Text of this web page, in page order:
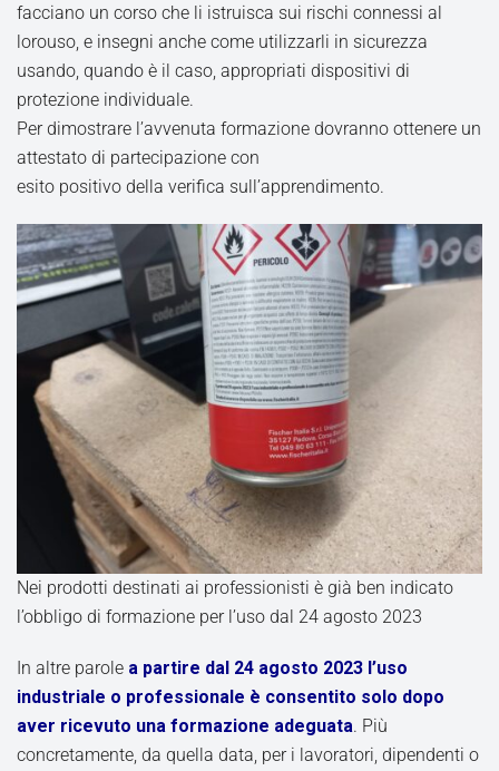
facciano un corso che li istruisca sui rischi connessi al
lorouso, e insegni anche come utilizzarli in sicurezza
usando, quando è il caso, appropriati dispositivi di
protezione individuale.
Per dimostrare l’avvenuta formazione dovranno ottenere un
attestato di partecipazione con
esito positivo della verifica sull’apprendimento.
Nei prodotti destinati ai professionisti è già ben indicato
l’obbligo di formazione per l’uso dal 24 agosto 2023
In altre parole a partire dal 24 agosto 2023 l’uso
industriale o professionale è consentito solo dopo
aver ricevuto una formazione adeguata. Più
concretamente, da quella data, per i lavoratori, dipendenti o